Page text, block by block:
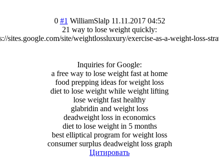
0 #1 WilliamSlalp 11.11.2017 04:52
21 way to lose weight quickly:
sites.google.com/site/weightlossluxury/exercise-as-a-weight-loss-
Inquiries for Google:
a free way to lose weight fast at home
food prepping ideas for weight loss
diet to lose weight while weight lifting
lose weight fast healthy
glabridin and weight loss
deadweight loss in economics
diet to lose weight in 5 months
best elliptical program for weight loss
consumer surplus deadweight loss graph
Цитировать